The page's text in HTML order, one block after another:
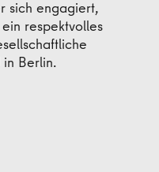
sich engagiert,
respektvolles
Berlin.